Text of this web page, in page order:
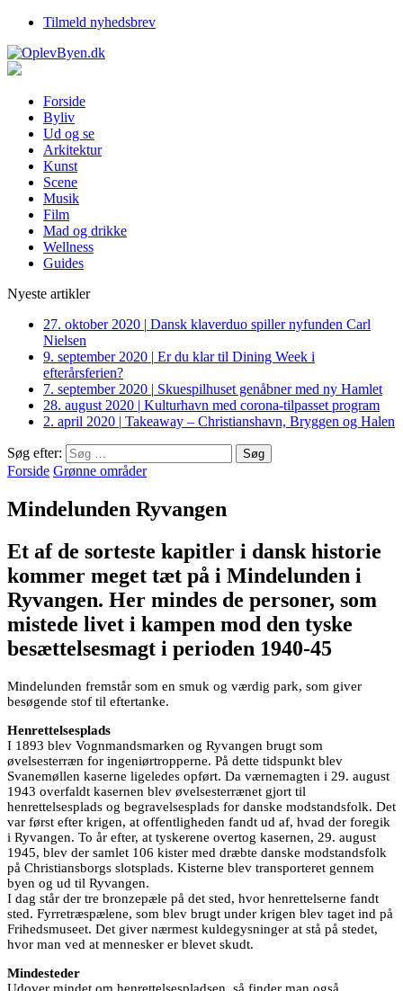
Tilmeld nyhedsbrev
Forside
Byliv
Ud og se
Arkitektur
Kunst
Scene
Musik
Film
Mad og drikke
Wellness
Guides
Nyeste artikler
27. oktober 2020 | Dansk klaverduo spiller nyfunden Carl
Nielsen
9. september 2020 | Er du klar til Dining Week i
efterårsferien?
7. september 2020 | Skuespilhuset genåbner med ny Hamlet
28. august 2020 | Kulturhavn med corona-tilpasset program
2. april 2020 | Takeaway – Christianshavn, Bryggen og Halen
Søg efter:
Forside Grønne områder
Mindelunden Ryvangen
Et af de sorteste kapitler i dansk historie
kommer meget tæt på i Mindelunden i
Ryvangen. Her mindes de personer, som
mistede livet i kampen mod den tyske
besættelsesmagt i perioden 1940-45
Mindelunden fremstår som en smuk og værdig park, som giver
besøgende stof til eftertanke.
Henrettelsesplads
I 1893 blev Vognmandsmarken og Ryvangen brugt som
øvelsesterræn for ingeniørtropperne. På dette tidspunkt blev
Svanemøllen kaserne ligeledes opført. Da værnemagten i 29. august
1943 overfaldt kasernen blev øvelsesterrænet gjort til
henrettelsesplads og begravelsesplads for danske modstandsfolk. Det
var først efter krigen, at offentligheden fandt ud af, hvad der foregik
i Ryvangen. To år efter, at tyskerene overtog kasernen, 29. august
1945, blev der samlet 106 kister med dræbte danske modstandsfolk
på Christiansborgs slotsplads. Kisterne blev transporteret gennem
byen og ud til Ryvangen.
I dag står der tre bronzepæle på det sted, hvor henrettelserne fandt
sted. Fyrretræspælene, som blev brugt under krigen blev taget ind på
Frihedsmuseet. Det giver nærmest kuldegysninger at stå på stedet,
hvor man ved at mennesker er blevet skudt.
Mindesteder
Udover mindet om henrettelsespladsen, så finder man også